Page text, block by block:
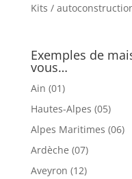
Kits /
Exemples de
vous…
Ain (01)
Hautes-Alpes (05)
Alpes Maritimes (06)
Ardèche (07)
Aveyron (12)